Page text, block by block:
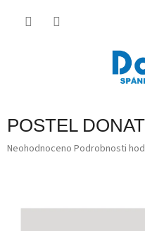
POSTEL
Průměrné
Neohodnoceno Podrobnosti